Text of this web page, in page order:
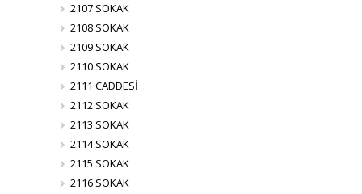
2107 SOKAK
2108 SOKAK
2109 SOKAK
2110 SOKAK
2111 CADDESİ
2112 SOKAK
2113 SOKAK
2114 SOKAK
2115 SOKAK
2116 SOKAK